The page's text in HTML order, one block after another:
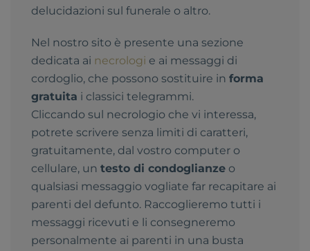
delucidazioni sul funerale o altro.
Nel nostro sito è presente una sezione
dedicata ai necrologi e ai messaggi di
cordoglio, che possono sostituire in forma
gratuita i classici telegrammi.
Cliccando sul necrologio che vi interessa,
potrete scrivere senza limiti di caratteri,
gratuitamente, dal vostro computer o
cellulare, un testo di condoglianze o
qualsiasi messaggio vogliate far recapitare ai
parenti del defunto. Raccoglieremo tutti i
messaggi ricevuti e li consegneremo
personalmente ai parenti in una busta